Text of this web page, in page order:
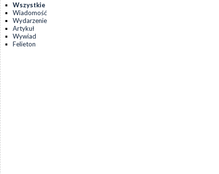
Wszystkie
Wiadomość
Wydarzenie
Artykuł
Wywiad
Felieton